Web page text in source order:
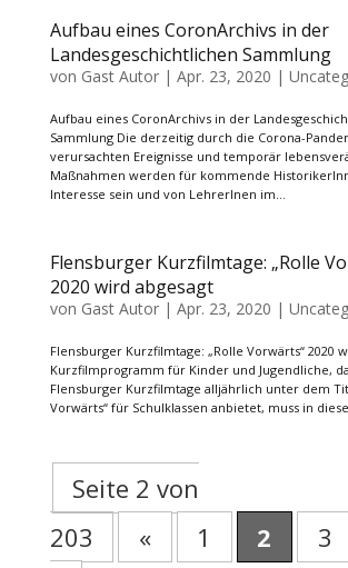
Aufbau eines CoronArchivs in der
Landesgeschichtlichen Sammlung
von Gast Autor| Apr. 23, 2020 |
Aufbau eines CoronArchivs in der
Sammlung Die derzeitig durch die Corona-
verursachten Ereignisse und temporär
Maßnahmen werden für kommende
Interesse sein und von LehrerInen im...
Flensburger Kurzfilmtage: „Rolle
2020 wird abgesagt
von Gast Autor| Apr. 23, 2020 |
Flensburger Kurzfilmtage: „Rolle Vorwärts“ 2020
Kurzfilmprogramm für Kinder und Jugendliche,
Flensburger Kurzfilmtage alljährlich unter dem
Vorwärts“ für Schulklassen anbietet, muss in
Seite 2 von
203
« 1 2 3